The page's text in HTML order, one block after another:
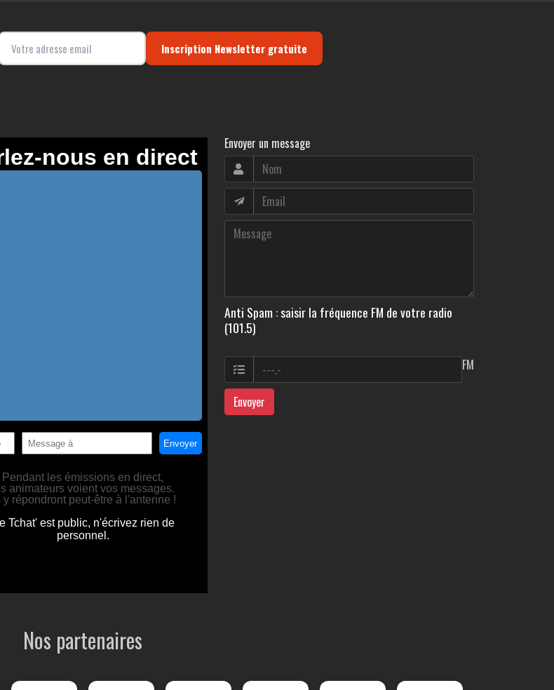
Inscription Newsletter gratuite
Envoyer un message
Anti Spam : saisir la fréquence FM de votre radio
(101.5)
FM
Envoyer
Nos partenaires